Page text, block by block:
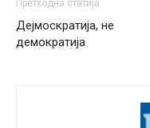
Претходна статија
Дејмоскратија, не
демократија